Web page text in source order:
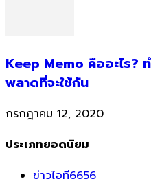
Keep Memo คืออะไร?
พลาดที่จะใช้กัน
กรกฎาคม 12, 2020
ประเภทยอดนิยม
ข่าวไอที6656